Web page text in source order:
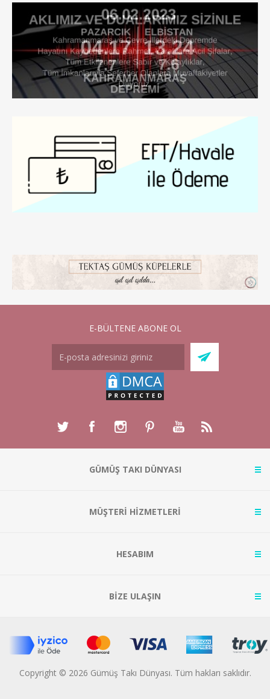
E-BÜLTENE ABONE OL
GÜMÜŞ TAKI DÜNYASI
MÜŞTERİ HİZMETLERİ
HESABIM
BİZE ULAŞIN
Copyright © 2026 Gümüş Takı Dünyası. Tüm hakları saklıdır.